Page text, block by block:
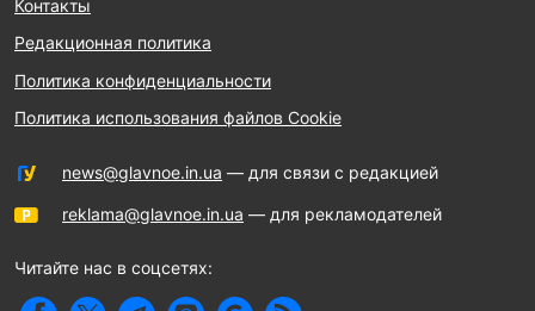
Контакты
Редакционная политика
Политика конфиденциальности
Политика использования файлов Cookie
news@glavnoe.in.ua — для связи с редакцией
reklama@glavnoe.in.ua — для рекламодателей
Читайте нас в соцсетях: